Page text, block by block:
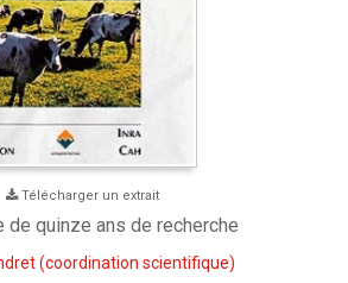
Télécharger un extrait
de quinze ans de recherche
(coordination scientifique)